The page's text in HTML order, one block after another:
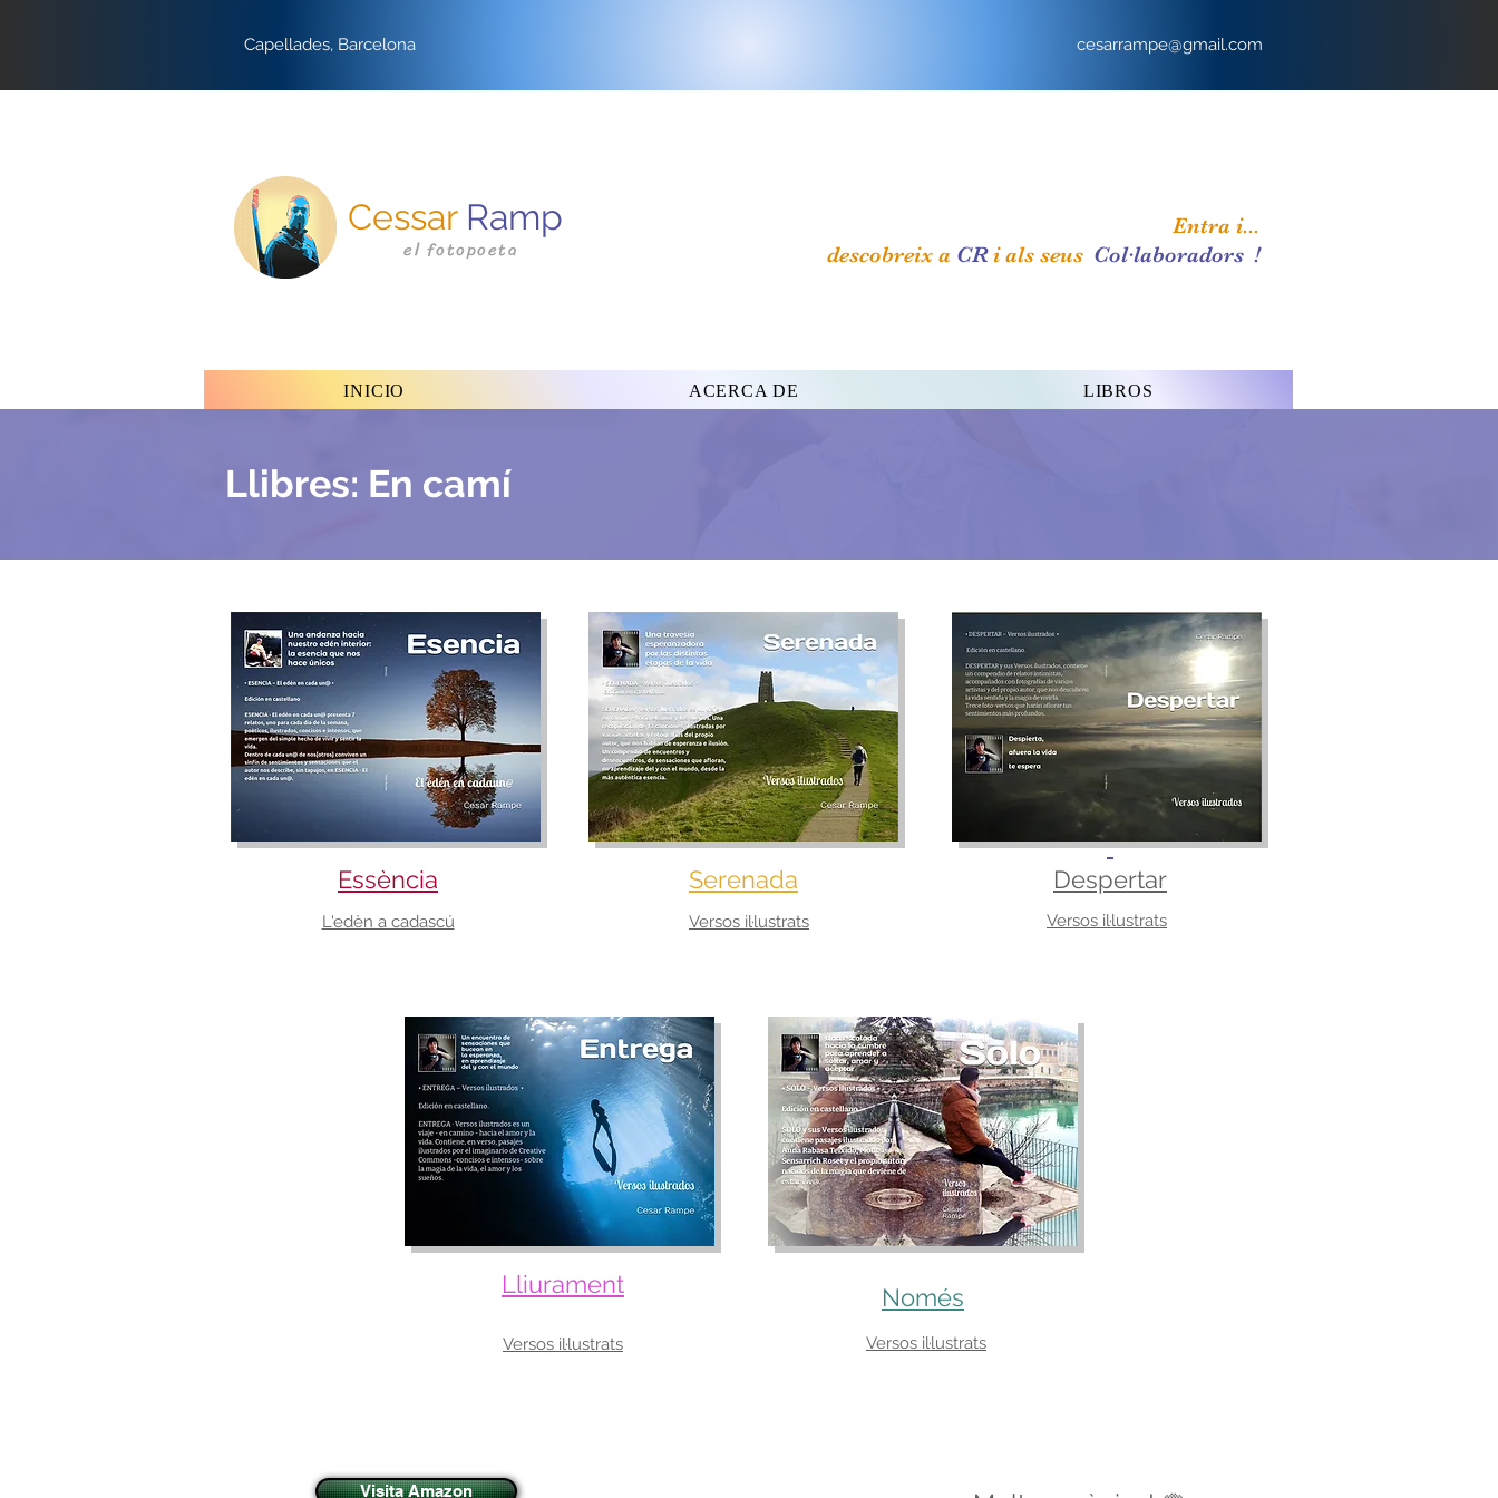
Capellades, Barcelona cesarrampe@gmail.com
Cessar Ramp
el fotopoeta
Entra i...
descobreix a CRi als seus Col·laboradors !
INICIO ACERCA DE LIBROS
Llibres: En camí
Essència
L'edèn a cadascú
Serenada
Versos il·lustrats
Despertar
Versos il·lustrats
Lliurament
Versos il·lustrats
Només
Versos il·lustrats
Visita Amazon